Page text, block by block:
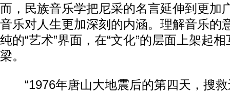
而，民族音乐学把尼采的名言延伸到更加
音乐对人生更加深刻的内涵。理解音乐的
纯的“艺术”界面，在“文化”的层面上架起
梁。
“1976年唐山大地震后的第四天，搜救